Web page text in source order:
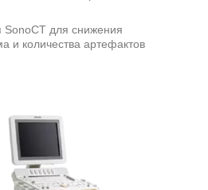
SonoСT для снижения
и количества артефактов